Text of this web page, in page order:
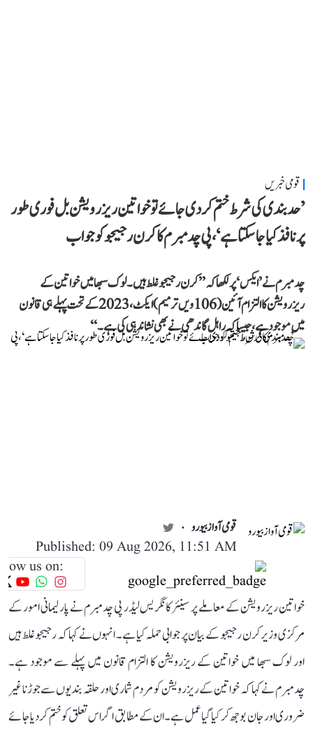
قومی خبریں
’حد بندی کی شرط ختم کر دی جائے تو خواتین ریزرویشن بل فوری طور
پر نافذ کیا جا سکتا ہے‘، پی چدمبرم کا کرن رجیجو کو جواب
چدمبرم نے ’ایکس‘ پر لکھا کہ ’’کرن رجیجو غلط ہیں۔ لوک سبھا میں خواتین کے
ریزرویشن کا التزام آئین (106ویں ترمیم) ایکٹ، 2023 کے تحت پہلے ہی قانون
میں موجود ہے، جیسا کہ راہل گاندھی نے بھی نشاندہی کی ہے۔‘‘
قومی آواز بیورو
Published: 09 Aug 2026, 11:51 AM
us on:
خواتین ریزرویشن کے معاملے پر سینئر کانگریس لیڈر پی چدمبرم نے پارلیمانی امور کے
مرکزی وزیر کرن رجیجو کے بیان پر جوابی حملہ کیا ہے۔ انہوں نے کہا کہ رجیجو غلط ہیں
اور لوک سبھا میں خواتین کے ریزرویشن کا التزام قانون میں پہلے سے موجود ہے۔
چدمبرم نے کہا کہ خواتین کے ریزرویشن کو مردم شماری اور حلقہ بندیوں سے جوڑنا غیر
ضروری اور جان بوجھ کر کیا گیا عمل ہے۔ ان کے مطابق اگر اس تعلق کو ختم کر دیا جائے